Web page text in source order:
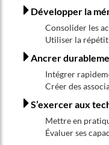
Développer la
Consolider les
Utiliser la
Ancrer
Intégrer
Créer des
S’exercer aux
Mettre en
Évaluer ses